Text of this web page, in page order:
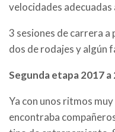
velocidades adecuadas
3 sesiones de carrera a
dos de rodajes y algún
Segunda etapa 2017 a
Ya con unos ritmos
encontraba